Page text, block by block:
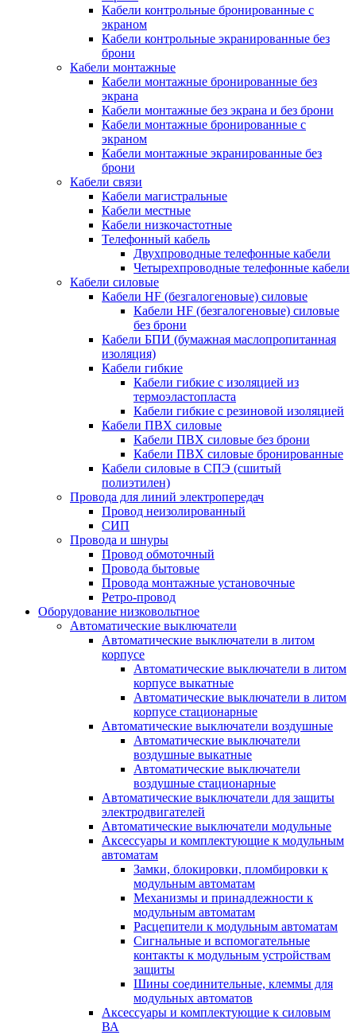
Кабели контрольные бронированные с
экраном
Кабели контрольные экранированные без
брони
Кабели монтажные
Кабели монтажные бронированные без
экрана
Кабели монтажные без экрана и без брони
Кабели монтажные бронированные с
экраном
Кабели монтажные экранированные без
брони
Кабели связи
Кабели магистральные
Кабели местные
Кабели низкочастотные
Телефонный кабель
Двухпроводные телефонные кабели
Четырехпроводные телефонные кабели
Кабели силовые
Кабели HF (безгалогеновые) силовые
Кабели HF (безгалогеновые) силовые
без брони
Кабели БПИ (бумажная маслопропитанная
изоляция)
Кабели гибкие
Кабели гибкие с изоляцией из
термоэластопласта
Кабели гибкие с резиновой изоляцией
Кабели ПВХ силовые
Кабели ПВХ силовые без брони
Кабели ПВХ силовые бронированные
Кабели силовые в СПЭ (сшитый
полиэтилен)
Провода для линий электропередач
Провод неизолированный
СИП
Провода и шнуры
Провод обмоточный
Провода бытовые
Провода монтажные установочные
Ретро-провод
Оборудование низковольтное
Автоматические выключатели
Автоматические выключатели в литом
корпусе
Автоматические выключатели в литом
корпусе выкатные
Автоматические выключатели в литом
корпусе стационарные
Автоматические выключатели воздушные
Автоматические выключатели
воздушные выкатные
Автоматические выключатели
воздушные стационарные
Автоматические выключатели для защиты
электродвигателей
Автоматические выключатели модульные
Аксессуары и комплектующие к модульным
автоматам
Замки, блокировки, пломбировки к
модульным автоматам
Механизмы и принадлежности к
модульным автоматам
Расцепители к модульным автоматам
Сигнальные и вспомогательные
контакты к модульным устройствам
защиты
Шины соединительные, клеммы для
модульных автоматов
Аксессуары и комплектующие к силовым
ВА